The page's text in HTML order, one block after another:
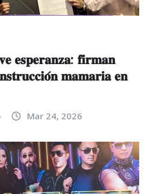
𝐞𝐬𝐩𝐞𝐫𝐚𝐧𝐳𝐚: 𝐟𝐢𝐫𝐦𝐚𝐧
𝐦𝐚𝐦𝐚𝐫𝐢𝐚 𝐞𝐧
Mar 24, 2026